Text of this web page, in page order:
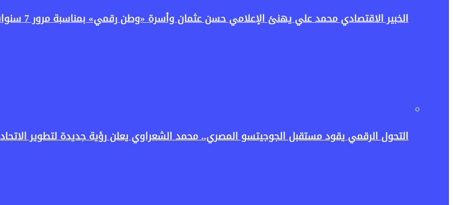
الخبير الاقتصادي محمد علي يهنئ الإعلامي حسن عثمان وأسرة «وطن رقمي» بمناسبة مرور 7 سنوات على انطلاق البرنامج
التحول الرقمي يقود مستقبل الجوجيتسو المصري.. محمد الشعراوي يعلن رؤية جديدة لتطوير